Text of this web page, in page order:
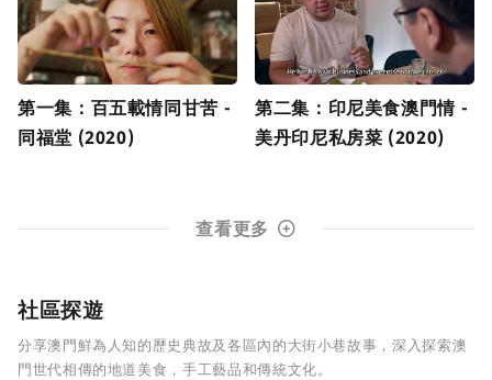
第一集：百五載情同甘苦 -
同福堂 (2020)
第二集：印尼美食澳門情 -
美丹印尼私房菜 (2020)
查看更多
社區探遊
分享澳門鮮為人知的歷史典故及各區內的大街小巷故事，深入探索澳
門世代相傳的地道美食，手工藝品和傳統文化。